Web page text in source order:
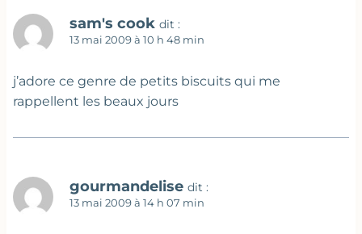
sam's cook dit :
13 mai 2009 à 10 h 48 min
j’adore ce genre de petits biscuits qui me
rappellent les beaux jours
gourmandelise dit :
13 mai 2009 à 14 h 07 min